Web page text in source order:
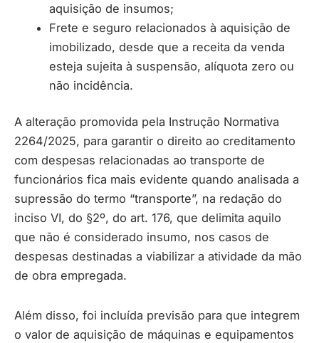
aquisição de insumos;
Frete e seguro relacionados à aquisição de
imobilizado, desde que a receita da venda
esteja sujeita à suspensão, alíquota zero ou
não incidência.
A alteração promovida pela Instrução Normativa
2264/2025, para garantir o direito ao creditamento
com despesas relacionadas ao transporte de
funcionários fica mais evidente quando analisada a
supressão do termo “transporte”, na redação do
inciso VI, do §2º, do art. 176, que delimita aquilo
que não é considerado insumo, nos casos de
despesas destinadas a viabilizar a atividade da mão
de obra empregada.
Além disso, foi incluída previsão para que integrem
o valor de aquisição de máquinas e equipamentos